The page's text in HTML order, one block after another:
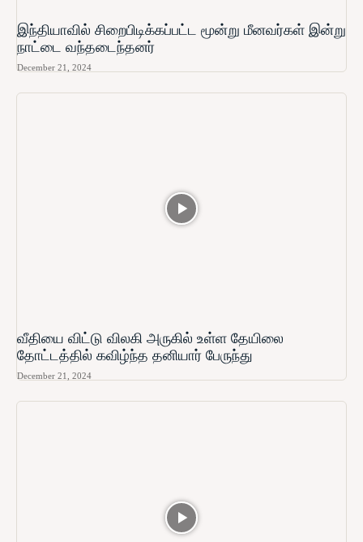
இந்தியாவில் சிறைபிடிக்கப்பட்ட மூன்று மீனவர்கள் இன்று
நாட்டை வந்தடைந்தனர்
December 21, 2024
வீதியை விட்டு விலகி அருகில் உள்ள தேயிலை
தோட்டத்தில் கவிழ்ந்த தனியார் பேருந்து
December 21, 2024